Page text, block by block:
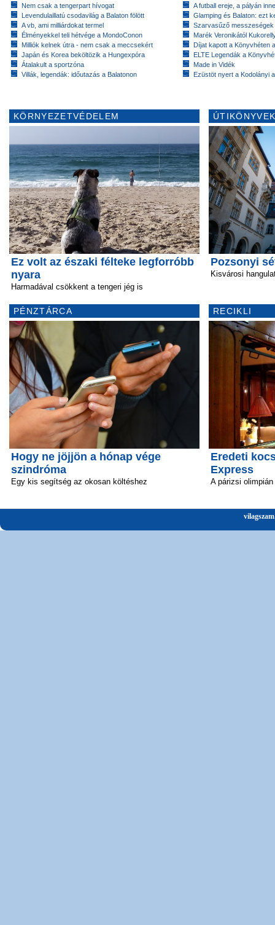
Nem csak a tengerpart hívogat
Levendulaillatú csodavilág a Balaton fölött
A vb, ami milliárdokat termel
Élményekkel teli hétvége a MondoConon
Milliók kelnek útra - nem csak a meccsekért
Japán és Korea beköltözik a Hungexpóra
Átalakult a sportzóna
Villák, legendák: időutazás a Balatonon
A futball ereje, a pályán
Glamping és Balaton: ezt
Szarvasűző messzeségek
Marék Veronikától
Díjat kapott a Könyvhéten
ELTE Legendák a
Made in Vidék
Ezüstöt nyert a Kodolányi
KÖRNYEZETVÉDELEM
Ez volt az északi félteke legforróbb
nyara
Harmadával csökkent a tengeri jég is
PÉNZTÁRCA
Hogy ne jöjjön a hónap vége
szindróma
Egy kis segítség az okosan költéshez
Pozsonyi
Kisvárosi
RECIKLI
Eredeti
Express
A párizsi olimpián